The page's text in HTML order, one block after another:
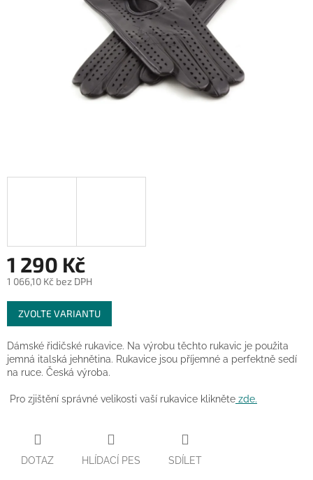
1 290 Kč
1 066,10 Kč bez DPH
Měrná
cena:
ZVOLTE VARIANTU
Dámské řidičské rukavice. Na výrobu těchto rukavic je použita
jemná italská jehnětina. Rukavice jsou příjemné a perfektně sedí
na ruce. Česká výroba.
Pro zjištění správné velikosti vaší rukavice klikněte zde.
DOTAZ HLÍDACÍ PES SDÍLET